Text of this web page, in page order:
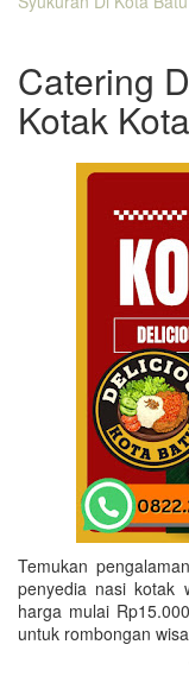
Catering
Kotak
Temukan
penyedia nasi kotak
harga mulai
untuk rombongan